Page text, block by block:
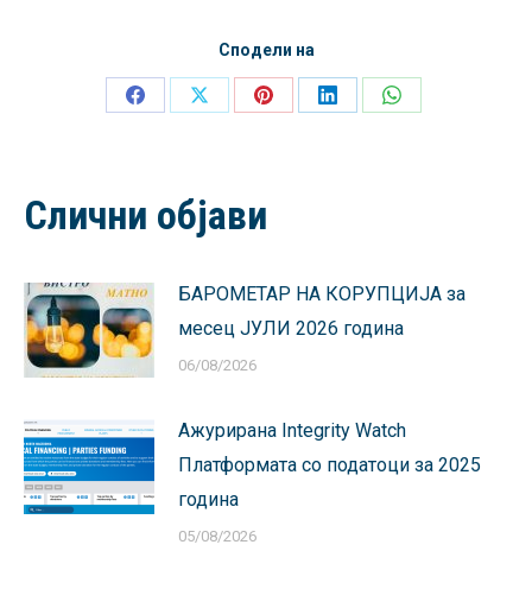
Сподели на
Share
Share
Share
Share
Share
Слични објави
БАРОМЕТАР НА КОРУПЦИЈА за
месец ЈУЛИ 2026 година
06/08/2026
Ажурирана Integrity Watch
Платформата со податоци за 2025
година
05/08/2026